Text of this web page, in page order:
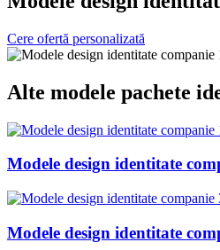
Cere ofertă personalizată
Alte modele pachete
Modele design identitate
Modele design identitate